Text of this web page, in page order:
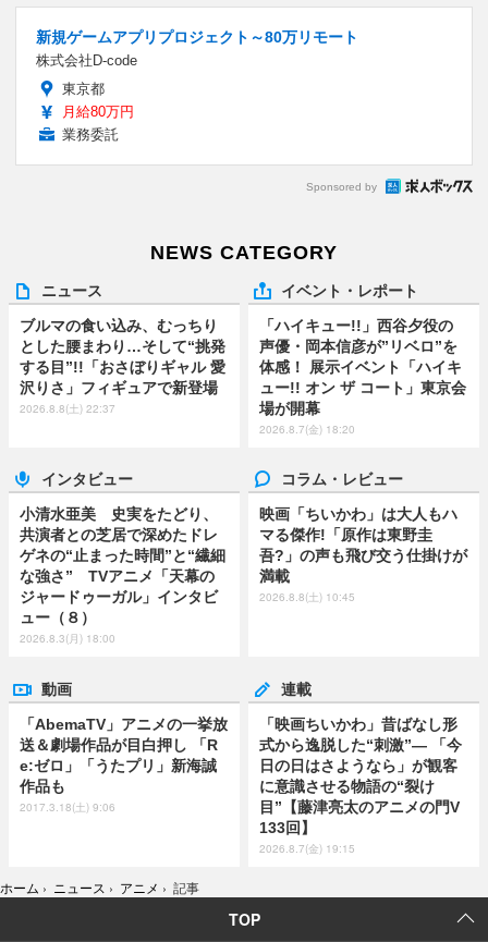
新規ゲームアプリプロジェクト～80万リモート
株式会社D-code
東京都
月給80万円
業務委託
Sponsored by
NEWS CATEGORY
ニュース
ブルマの食い込み、むっちり
とした腰まわり…そして“挑発
する目”!!「おさぼりギャル 愛
沢りさ」フィギュアで新登場
2026.8.8(土) 22:37
イベント・レポート
「ハイキュー!!」西谷夕役の
声優・岡本信彦が”リベロ”を
体感！ 展示イベント「ハイキ
ュー!! オン ザ コート」東京会
場が開幕
2026.8.7(金) 18:20
インタビュー
小清水亜美 史実をたどり、
共演者との芝居で深めたドレ
ゲネの“止まった時間”と“繊細
な強さ” TVアニメ「天幕の
ジャードゥーガル」インタビ
ュー（８）
2026.8.3(月) 18:00
コラム・レビュー
映画「ちいかわ」は大人もハ
マる傑作!「原作は東野圭
吾?」の声も飛び交う仕掛けが
満載
2026.8.8(土) 10:45
動画
「AbemaTV」アニメの一挙放
送＆劇場作品が目白押し 「R
e:ゼロ」「うたプリ」新海誠
作品も
2017.3.18(土) 9:06
連載
「映画ちいかわ」昔ばなし形
式から逸脱した“刺激”― 「今
日の日はさようなら」が観客
に意識させる物語の“裂け
目”【藤津亮太のアニメの門V
133回】
2026.8.7(金) 19:15
ホーム › ニュース › アニメ › 記事
TOP